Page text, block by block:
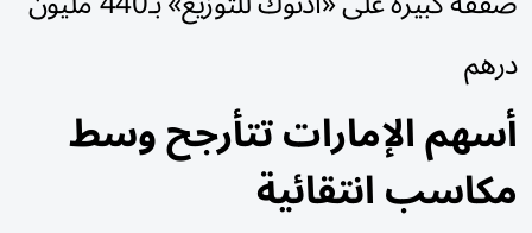
درهم
أسهم الإمارات تتأرجح وسط
مكاسب انتقائية